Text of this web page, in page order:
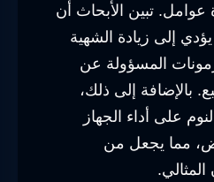
عوامل. تبين الأبحاث أن
إلى زيادة الشهية
المسؤولة عن
بالإضافة إلى ذلك،
على أداء الجهاز
مما يجعل من